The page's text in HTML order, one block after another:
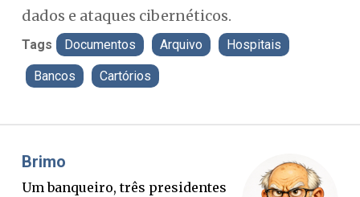
dados e ataques cibernéticos.
Tags Documentos Arquivo Hospitais
Bancos Cartórios
Misael Elias
O Boato corre mais rápido que a